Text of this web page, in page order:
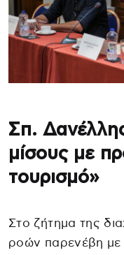
Σπ.
μίσους με
τουρισμό»
Στο ζήτημα της
ροών παρενέβη με